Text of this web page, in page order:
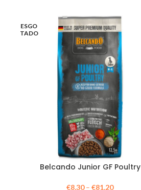
ESGO
TADO
Belcando Junior GF Poultry
€8,30–€81,20